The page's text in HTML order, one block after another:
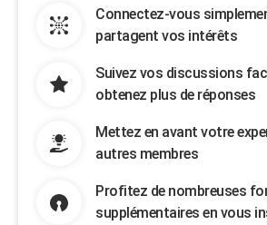
Connectez-vous
partagent vos intérêts
Suivez vos discussions
obtenez plus de réponses
Mettez en avant votre
autres membres
Profitez de nombreuses
supplémentaires en vous